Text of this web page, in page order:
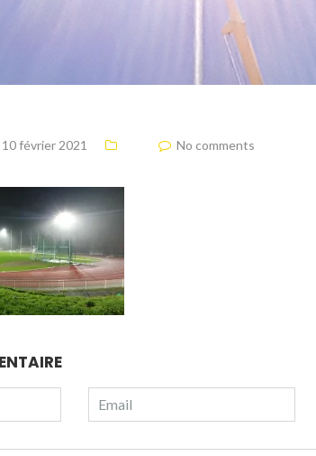
10 février 2021 No comments